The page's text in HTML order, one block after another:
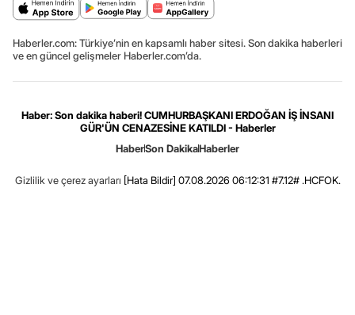
Haberler.com: Türkiye’nin en kapsamlı haber sitesi. Son dakika haberleri
ve en güncel gelişmeler Haberler.com’da.
Haber: Son dakika haberi! CUMHURBAŞKANI ERDOĞAN İŞ İNSANI
GÜR'ÜN CENAZESİNE KATILDI - Haberler
HaberSon DakikaHaberler
Gizlilik ve çerez ayarları [Hata Bildir] 07.08.2026 06:12:31 #7.12# .HCFOK.